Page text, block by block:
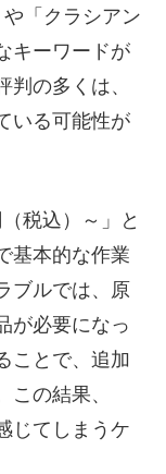
「クラシアン
キーワードが
判の多くは、
いる可能性が
税込）～」と
基本的な作業
ブルでは、原
が必要になっ
ことで、追加
この結果、
じてしまうケ